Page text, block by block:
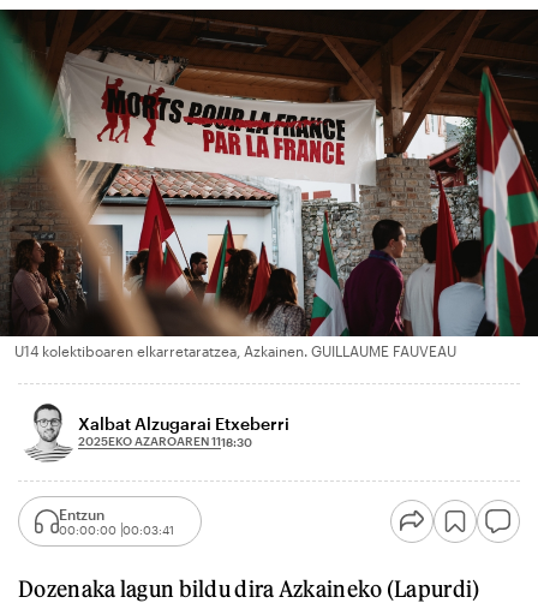
U14 kolektiboaren elkarretaratzea, Azkainen. GUILLAUME FAUVEAU
Xalbat Alzugarai Etxeberri
2025EKO AZAROAREN 1118:30
Entzun
00:00:00 00:03:41
Dozenaka lagun bildu dira Azkaineko (Lapurdi)